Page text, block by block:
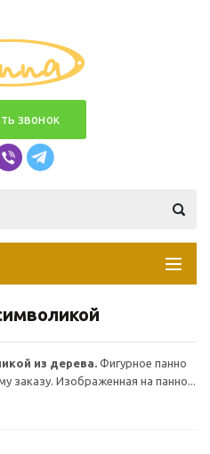
звонок
из дерева. Фигурное панно
заказу. Изображенная на панно...